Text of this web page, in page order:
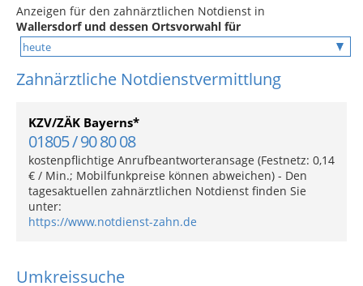
Anzeigen für den zahnärztlichen Notdienst in
Wallersdorf und dessen Ortsvorwahl für
Zahnärztliche Notdienstvermittlung
KZV/ZÄK Bayerns*
01805 / 90 80 08
kostenpflichtige Anrufbeantworteransage (Festnetz: 0,14
€ / Min.; Mobilfunkpreise können abweichen) - Den
tagesaktuellen zahnärztlichen Notdienst finden Sie
unter:
https://www.notdienst-zahn.de
Umkreissuche